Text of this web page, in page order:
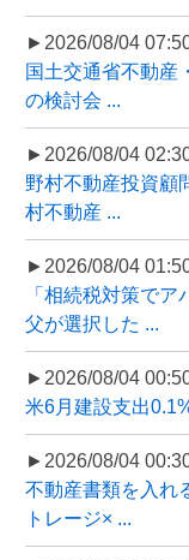
►2026/08/04
国土交通省不動産
の検討会 ...
►2026/08/04
野村不動産投資顧
村不動産 ...
►2026/08/04
「相続税対策で
父が選択した ...
►2026/08/04
米6月建設支出
►2026/08/04
不動産書類を入れ
トレージ× ...